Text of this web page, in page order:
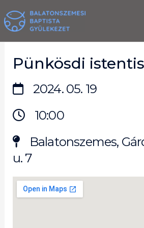
to
content
Pünkösdi
2024. 05. 19
10:00
Balatonszemes,
u. 7